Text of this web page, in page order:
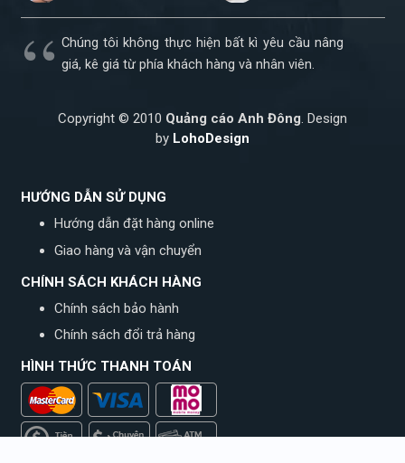
Chúng tôi không thực hiện bất kì yêu cầu nâng
giá, kê giá từ phía khách hàng và nhân viên.
Copyright © 2010 Quảng cáo Anh Đông. Design
by LohoDesign
HƯỚNG DẪN SỬ DỤNG
Hướng dẫn đặt hàng online
Giao hàng và vận chuyển
CHÍNH SÁCH KHÁCH HÀNG
Chính sách bảo hành
Chính sách đổi trả hàng
HÌNH THỨC THANH TOÁN